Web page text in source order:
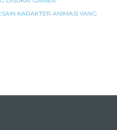
KARAKTER ANIMASI YANG